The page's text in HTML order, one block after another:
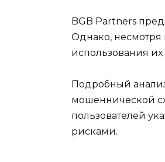
BGB Partners
Однако, несмотря
использования их
Подробный
мошеннической
пользователей
рисками.